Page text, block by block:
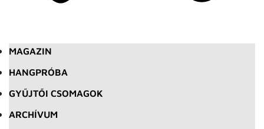
MAGAZIN
HANGPRÓBA
GYŰJTŐI CSOMAGOK
ARCHÍVUM